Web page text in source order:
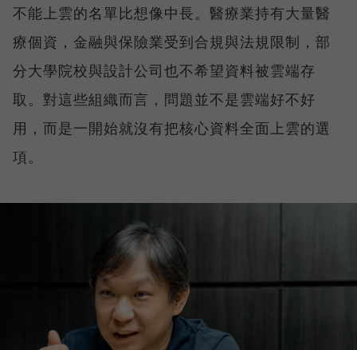
不能上雲的名單比想像中長。醫療業持有大量醫
療個資，金融與保險業受到合規與法規限制，部
分大學院校與設計公司也不希望資料被雲端存
取。對這些組織而言，問題並不是雲端好不好
用，而是一開始就沒有把核心資料全面上雲的選
項。